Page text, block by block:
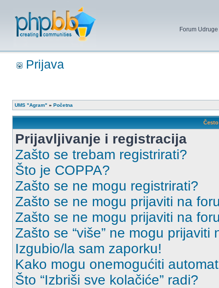
Forum
Prijava
UMS "Agram" » Početna
Prijavljivanje i registracija
Zašto se trebam registrirati?
Što je COPPA?
Zašto se ne mogu registrirati?
Zašto se ne mogu prijaviti na
Zašto se ne mogu prijaviti na
Zašto se “više” ne mogu prijaviti
Izgubio/la sam zaporku!
Kako mogu onemogućiti
Što “Izbriši sve kolačiće” radi?